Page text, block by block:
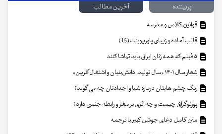
پربیننده
آخرین مطالب
قوانین کلاس و مدرسه
قالب آماده و زیبای پاورپوینت(15)
شعار سال ۱۴۰۱ «سال تولید، دانش‌بنیان و اشتغال‌آفرین»
رنگ چشم هایتان درباره شما و اجدادتان چه می گوید؟
پورنوگرافی چیست و چه اثری بر مغز و رابطه جنسی دارد؟
متن کامل دعای جوشن کبیر با ترجمه